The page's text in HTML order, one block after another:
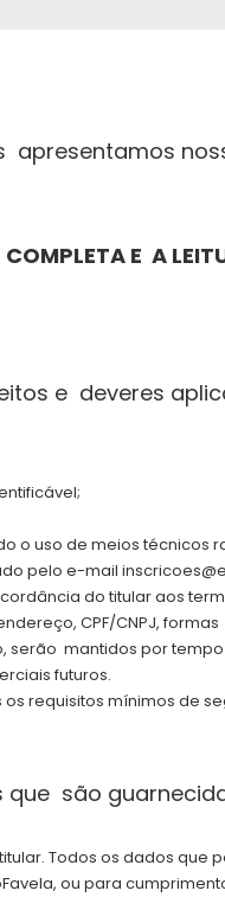
E A
e deveres
o uso de meios técnicos
pelo e-mail
do titular aos
CPF/CNPJ,
mantidos por
futuros.
requisitos mínimos de
são
Todos os dados
ou para